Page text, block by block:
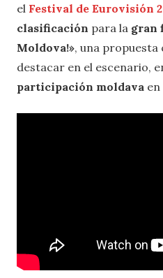
el Festival de Eurovisión
clasificación para la gran
Moldova!», una propuesta
destacar en el escenario,
participación moldava